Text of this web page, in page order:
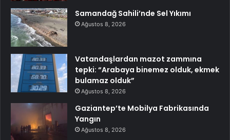
Samandağ Sahili’nde Sel Yıkımı
Ağustos 8, 2026
Vatandaşlardan mazot zammına
tepki: “Arabaya binemez olduk, ekmek
bulamaz olduk”
Ağustos 8, 2026
Gaziantep’te Mobilya Fabrikasında
Yangın
Ağustos 8, 2026